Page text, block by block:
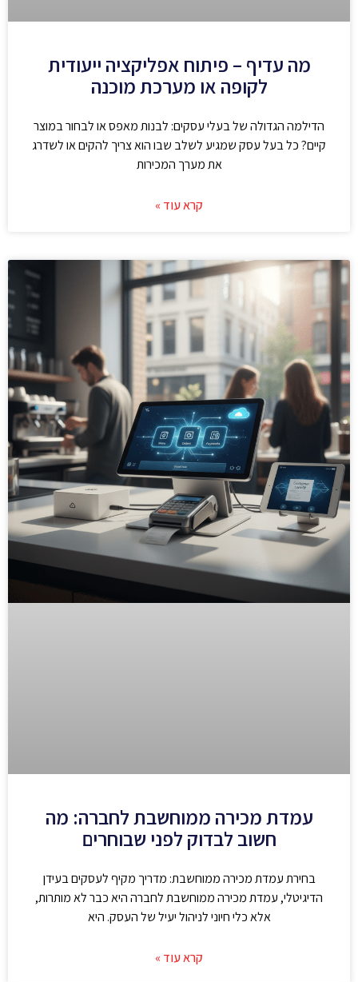
מה עדיף – פיתוח אפליקציה ייעודית
לקופה או מערכת מוכנה
הדילמה הגדולה של בעלי עסקים: לבנות מאפס או לבחור במוצר
קיים? כל בעל עסק שמגיע לשלב שבו הוא צריך להקים או לשדרג
את מערך המכירות
קרא עוד »
עמדת מכירה ממוחשבת לחברה: מה
חשוב לבדוק לפני שבוחרים
בחירת עמדת מכירה ממוחשבת: מדריך מקיף לעסקים בעידן
הדיגיטלי, עמדת מכירה ממוחשבת לחברה היא כבר לא מותרות,
אלא כלי חיוני לניהול יעיל של העסק. היא
קרא עוד »